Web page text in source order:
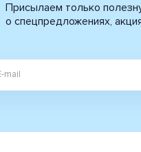
Присылаем только
о спецпредложениях,